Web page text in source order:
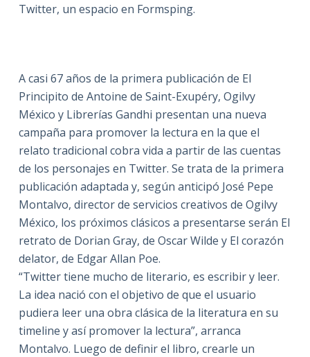
Twitter, un espacio en Formsping.
A casi 67 años de la primera publicación de El
Principito de Antoine de Saint-Exupéry, Ogilvy
México y Librerías Gandhi presentan una nueva
campaña para promover la lectura en la que el
relato tradicional cobra vida a partir de las cuentas
de los personajes en Twitter. Se trata de la primera
publicación adaptada y, según anticipó José Pepe
Montalvo, director de servicios creativos de Ogilvy
México, los próximos clásicos a presentarse serán El
retrato de Dorian Gray, de Oscar Wilde y El corazón
delator, de Edgar Allan Poe.
“Twitter tiene mucho de literario, es escribir y leer.
La idea nació con el objetivo de que el usuario
pudiera leer una obra clásica de la literatura en su
timeline y así promover la lectura”, arranca
Montalvo. Luego de definir el libro, crearle un